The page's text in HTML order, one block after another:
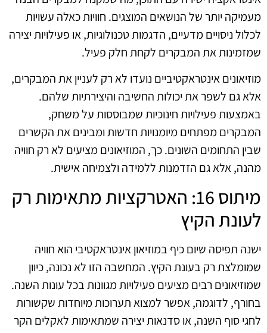
מעמיקה יותר של הנושאים המוצגים. חוויות כאלה עשויות
לכלול ניסויים מדעיים, הדגמות טכנולוגיות, או פעילויות יצירה
שמזמינות את המבקרים לקחת חלק פעיל.
מוזיאונים אינטראקטיביים נועדו לא רק לעניין את המבקרים,
אלא גם לשפר את יכולות החשיבה והיצירתיות שלהם.
באמצעות פעילויות חינוכיות שמבוססות על משחק,
המבקרים מפתחים מיומנויות חדשות ומבינים את הקשרים
שבין התחומים השונים. כך, המוזיאונים מציעים לא רק חוויה
מהנה, אלא גם הזדמנות ללמידה ולצמיחה אישית.
מיתוס 16: האטרקציות מתאימות רק
לעונת הקיץ
ישנה תפיסה שיום כיף במוזיאון אינטראקטיבי הוא חוויה
שמומלצת רק בעונת הקיץ. המחשבה הזו לא נכונה, כיוון
שמוזיאונים רבים מציעים פעילויות מגוונות בכל עונות השנה.
בחורף, לדוגמה, אפשר למצוא תערוכות מיוחדות שקשורות
לחגי סוף השנה, או סדנאות יצירה שמתאימות לאקלים הקר